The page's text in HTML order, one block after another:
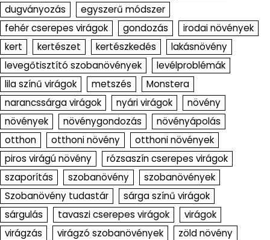
dugványozás
egyszerű módszer
fehér cserepes virágok
gondozás
irodai növények
kert
kertészet kertészkedés
lakásnövény
levegőtisztító szobanövények
levélproblémák
lila színű virágok
metszés
Monstera
narancssárga virágok
nyári virágok
növény
növények
növénygondozás
növényápolás
otthon
otthoni növény
otthoni növények
piros virágú növény
rózsaszín cserepes virágok
szaporítás
szobanövény
szobanövények
Szobanövény tudastár
sárga színű virágok
sárgulás
tavaszi cserepes virágok
virágok
virágzás
virágzó szobanövények
zöld növény